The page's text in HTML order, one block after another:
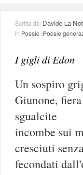
Scritta da: Davide La
in Poesie (Poesie
I gigli di Edon
Un sospiro
Giunone,
sgualcite
incombe sui
cresciuti
fecondati